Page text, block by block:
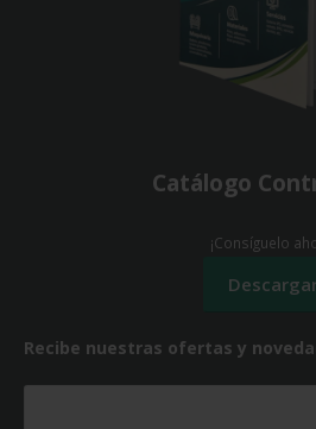
Recibe nuestras ofertas y
Catálogo
¡Consíguelo